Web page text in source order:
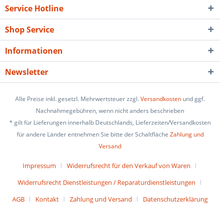
Service Hotline
Shop Service
Informationen
Newsletter
Alle Preise inkl. gesetzl. Mehrwertsteuer zzgl.Versandkosten und ggf.
Nachnahmegebühren, wenn nicht anders beschrieben
* gilt für Lieferungen innerhalb Deutschlands, Lieferzeiten/Versandkosten
für andere Länder entnehmen Sie bitte der Schaltfläche Zahlung und
Versand
Impressum
Widerrufsrecht für den Verkauf von Waren
Widerrufsrecht Dienstleistungen / Reparaturdienstleistungen
AGB
Kontakt Zahlung und Versand Datenschutzerklärung